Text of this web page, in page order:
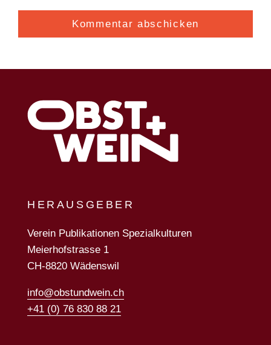
HERAUSGEBER
Verein Publikationen Spezialkulturen
Meierhofstrasse 1
CH-8820 Wädenswil
info@obstundwein.ch
+41 (0) 76 830 88 21